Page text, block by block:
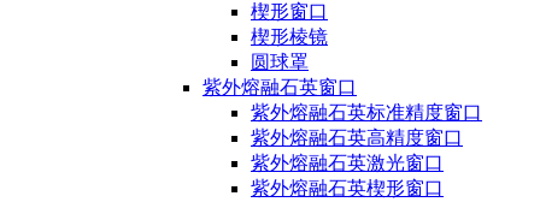
楔形窗口
楔形棱镜
圆球罩
紫外熔融石英窗口
紫外熔融石英标准精度窗口
紫外熔融石英高精度窗口
紫外熔融石英激光窗口
紫外熔融石英楔形窗口